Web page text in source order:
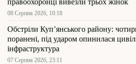
правоохоронці вивезли трьох жінок
08 Серпня 2026, 10:18
Обстріли Куп’янського району:
поранені, під ударом опинилася
інфраструктура
07 Серпня 2026, 23:11